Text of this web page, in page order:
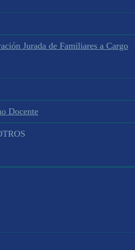
Jurada de Familiares a Cargo
Docente